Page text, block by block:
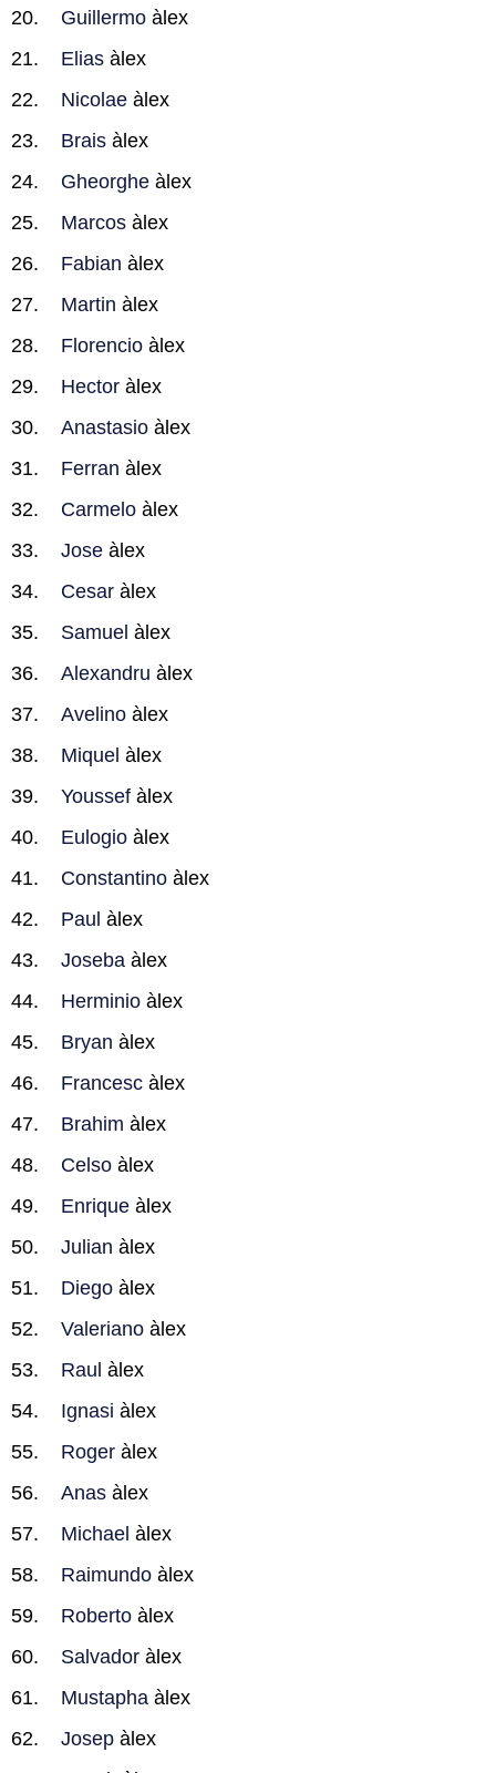
Guillermo àlex
Elias àlex
Nicolae àlex
Brais àlex
Gheorghe àlex
Marcos àlex
Fabian àlex
Martin àlex
Florencio àlex
Hector àlex
Anastasio àlex
Ferran àlex
Carmelo àlex
Jose àlex
Cesar àlex
Samuel àlex
Alexandru àlex
Avelino àlex
Miquel àlex
Youssef àlex
Eulogio àlex
Constantino àlex
Paul àlex
Joseba àlex
Herminio àlex
Bryan àlex
Francesc àlex
Brahim àlex
Celso àlex
Enrique àlex
Julian àlex
Diego àlex
Valeriano àlex
Raul àlex
Ignasi àlex
Roger àlex
Anas àlex
Michael àlex
Raimundo àlex
Roberto àlex
Salvador àlex
Mustapha àlex
Josep àlex